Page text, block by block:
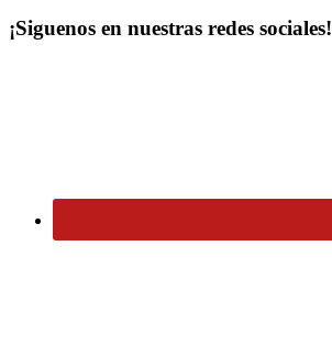
¡Siguenos en nuestras redes sociales!